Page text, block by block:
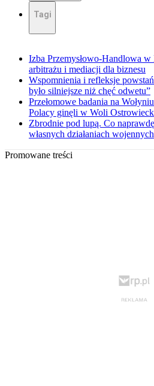
Tagi
Izba Przemysłowo-Handlowa
arbitrażu i mediacji dla biznesu
Wspomnienia i refleksje
było silniejsze niż chęć odwetu”
Przełomowe badania na
Polacy ginęli w Woli
Zbrodnie pod lupą. Co
własnych działaniach wojennych
Promowane treści